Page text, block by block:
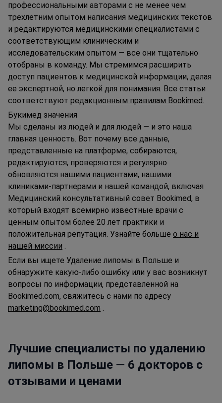
профессиональными авторами с не менее чем
трехлетним опытом написания медицинских текстов
и редактируются медицинскими специалистами с
соответствующим клиническим и
исследовательским опытом — все они тщательно
отобраны в команду. Мы стремимся расширить
доступ пациентов к медицинской информации, делая
ее экспертной, но легкой для понимания. Все статьи
соответствуют редакционным правилам Bookimed.
Букимед значения
Мы сделаны из людей и для людей — и это наша
главная ценность. Вот почему все данные,
представленные на платформе, собираются,
редактируются, проверяются и регулярно
обновляются нашими пациентами, нашими
клиниками-партнерами и нашей командой, включая
Медицинский консультативный совет Bookimed, в
который входят всемирно известные врачи с
ценным опытом более 20 лет практики и
положительная репутация. Узнайте больше о нас и
нашей миссии .
Если вы ищете Удаление липомы в Польше и
обнаружите какую-либо ошибку или у вас возникнут
вопросы по информации, представленной на
Bookimed.com, свяжитесь с нами по адресу
marketing@bookimed.com .
Лучшие специалисты по удалению
липомы в Польше — 6 докторов с
отзывами и ценами